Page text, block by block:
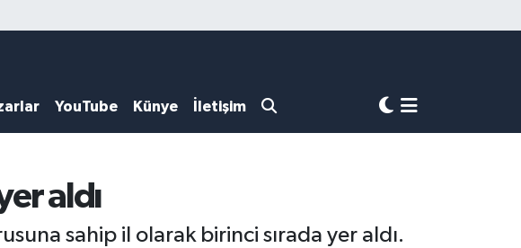
YouTube Künye İletişim
aldı
sahip il olarak birinci sırada yer aldı.